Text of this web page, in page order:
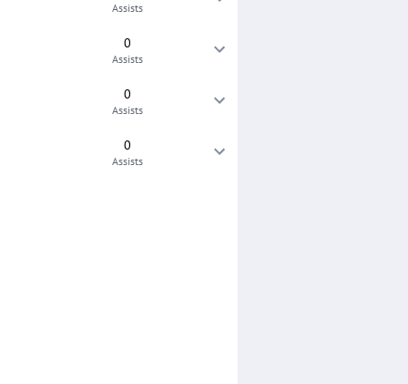
Assists
0
Assists
0
Assists
0
Assists